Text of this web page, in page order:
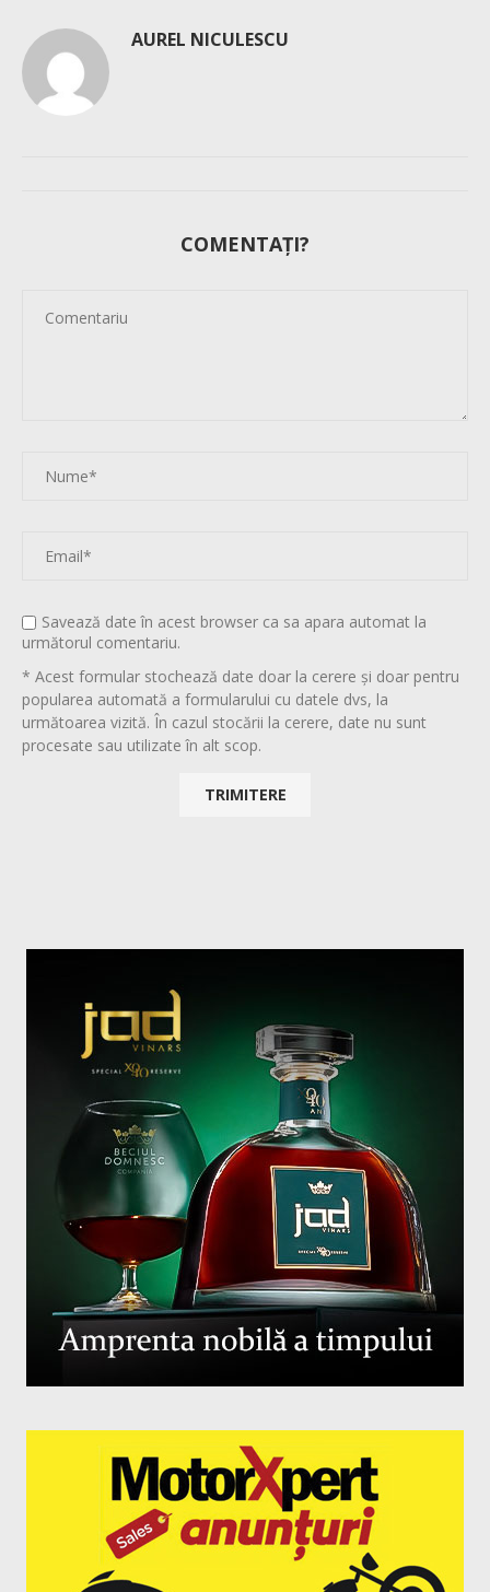
AUREL NICULESCU
COMENTAȚI?
Savează date în acest browser ca sa apara automat la
următorul comentariu.
* Acest formular stochează date doar la cerere și doar pentru
popularea automată a formularului cu datele dvs, la
următoarea vizită. În cazul stocării la cerere, date nu sunt
procesate sau utilizate în alt scop.